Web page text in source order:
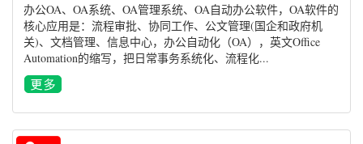
办公OA、OA系统、OA管理系统、OA自动办公软件，OA软件的
核心应用是：流程审批、协同工作、公文管理(国企和政府机
关)、文档管理、信息中心，办公自动化（OA），英文Office
Automation的缩写，把日常事务系统化、流程化...